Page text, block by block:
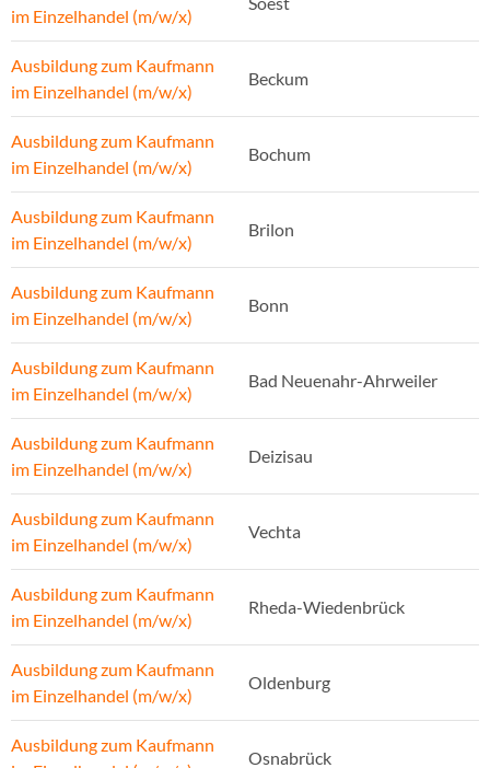
im Einzelhandel (m/w/x)
Ausbildung zum Kaufmann
im Einzelhandel (m/w/x)
Beckum
Ausbildung zum Kaufmann
im Einzelhandel (m/w/x)
Bochum
Ausbildung zum Kaufmann
im Einzelhandel (m/w/x)
Brilon
Ausbildung zum Kaufmann
im Einzelhandel (m/w/x)
Bonn
Ausbildung zum Kaufmann
im Einzelhandel (m/w/x)
Bad Neuenahr-Ahrweiler
Ausbildung zum Kaufmann
im Einzelhandel (m/w/x)
Deizisau
Ausbildung zum Kaufmann
im Einzelhandel (m/w/x)
Vechta
Ausbildung zum Kaufmann
im Einzelhandel (m/w/x)
Rheda-Wiedenbrück
Ausbildung zum Kaufmann
im Einzelhandel (m/w/x)
Oldenburg
Ausbildung zum Kaufmann
Osnabrück